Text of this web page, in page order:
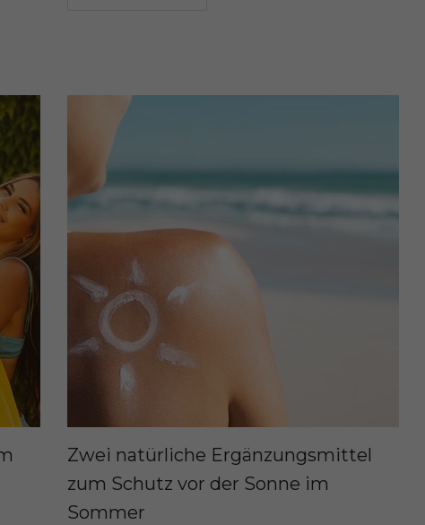
Zwei natürliche Ergänzungsmittel
zum Schutz vor der Sonne im
Sommer